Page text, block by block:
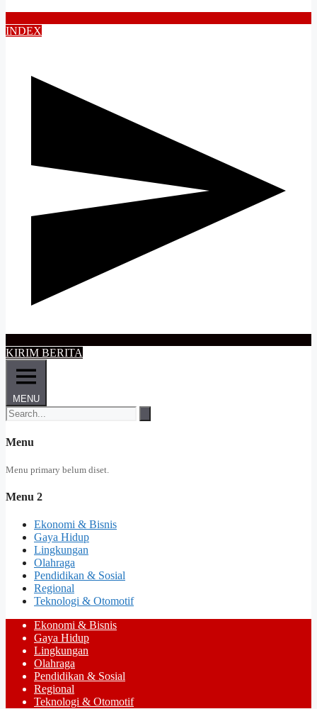
INDEX
KIRIM BERITA
MENU
Menu
Menu primary belum diset.
Menu 2
Ekonomi & Bisnis
Gaya Hidup
Lingkungan
Olahraga
Pendidikan & Sosial
Regional
Teknologi & Otomotif
Ekonomi & Bisnis
Gaya Hidup
Lingkungan
Olahraga
Pendidikan & Sosial
Regional
Teknologi & Otomotif